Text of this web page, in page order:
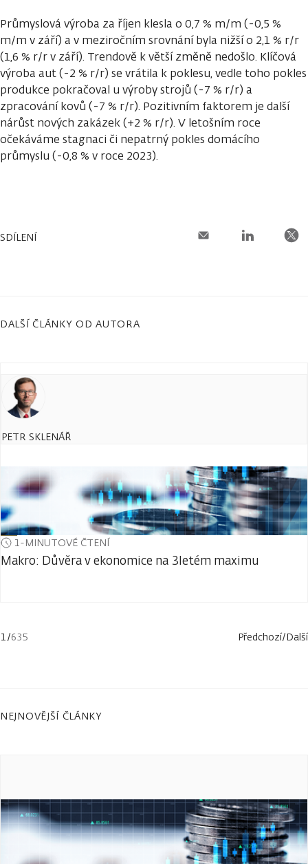
Průmyslová výroba za říjen klesla o 0,7 % m/m (-0,5 %
m/m v září) a v meziročním srovnání byla nižší o 2,1 % r/r
(1,6 % r/r v září). Trendově k větší změně nedošlo. Klíčová
výroba aut (-2 % r/r) se vrátila k poklesu, vedle toho pokles
produkce pokračoval u výroby strojů (-7 % r/r) a
zpracování kovů (-7 % r/r). Pozitivním faktorem je další
nárůst nových zakázek (+2 % r/r). V letošním roce
očekáváme stagnaci či nepatrný pokles domácího
průmyslu (-0,8 % v roce 2023).
SDÍLENÍ
DALŠÍ ČLÁNKY OD AUTORA
PETR SKLENÁŘ
1-MINUTOVÉ ČTENÍ
Makro: Důvěra v ekonomice na 3letém maximu
1/635 Předchozí/Další
NEJNOVĚJŠÍ ČLÁNKY